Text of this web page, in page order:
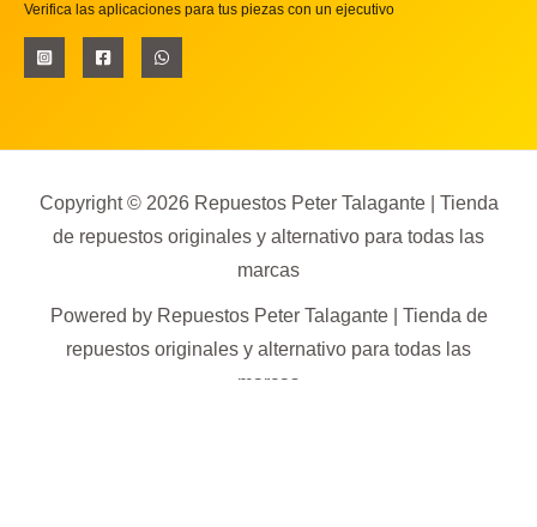
Verifica las aplicaciones para tus piezas con un ejecutivo
Copyright © 2026 Repuestos Peter Talagante | Tienda
de repuestos originales y alternativo para todas las
marcas
Powered by Repuestos Peter Talagante | Tienda de
repuestos originales y alternativo para todas las
marcas